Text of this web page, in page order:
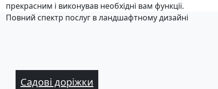
прекрасним і виконував необхідні вам функції.
Повний спектр послуг в ландшафтному дизайні
Садові доріжки